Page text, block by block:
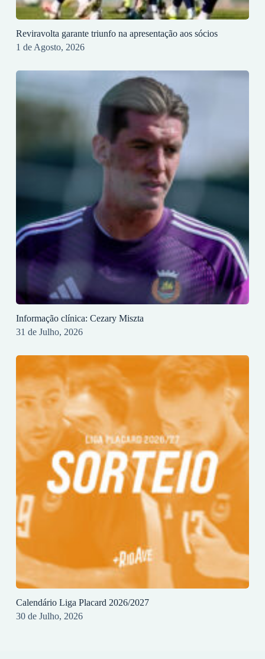
Reviravolta garante triunfo na apresentação aos sócios
1 de Agosto, 2026
Informação clínica: Cezary Miszta
31 de Julho, 2026
Calendário Liga Placard 2026/2027
30 de Julho, 2026